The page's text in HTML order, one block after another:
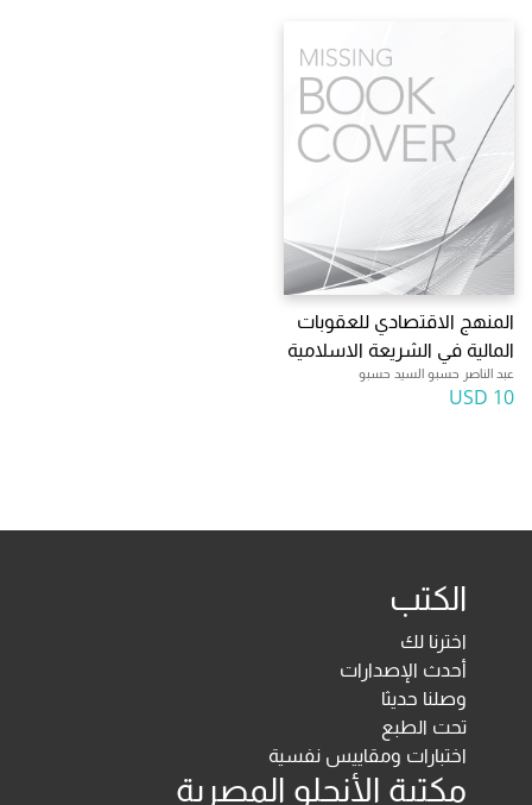
المنهج الاقتصادي للعقوبات
المالية في الشريعة الاسلامية
عبد الناصر حسبو السيد حسبو
10 USD
الكتب
اخترنا لك
أحدث الإصدارات
وصلنا حديثا
تحت الطبع
اختبارات ومقاييس نفسية
مكتبة الأنجلو المصرية